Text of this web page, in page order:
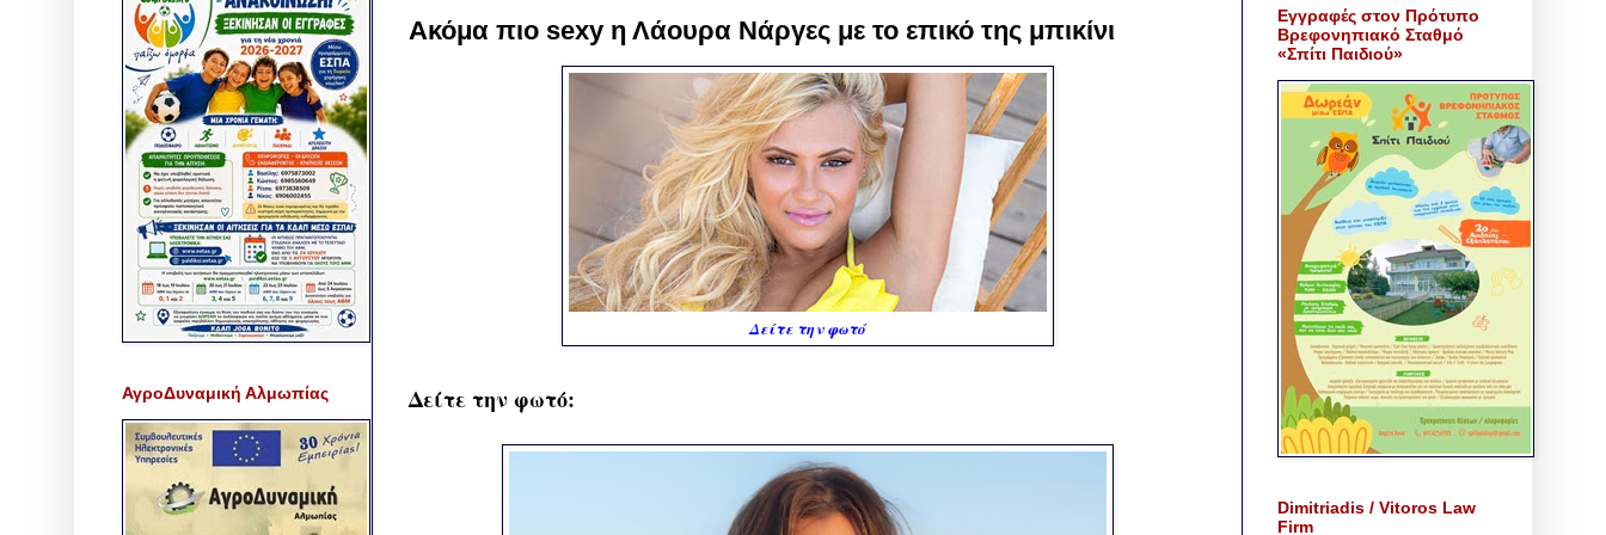
Ακόμα πιο sexy η Λάουρα Νάργες με το επικό της μπικίνι
Δείτε την φωτό
Δείτε την φωτό:
ΑγροΔυναμική Αλμωπίας
Εγγραφές στον Πρότυπο
Βρεφονηπιακό Σταθμό
«Σπίτι Παιδιού»
Dimitriadis / Vitoros Law
Firm